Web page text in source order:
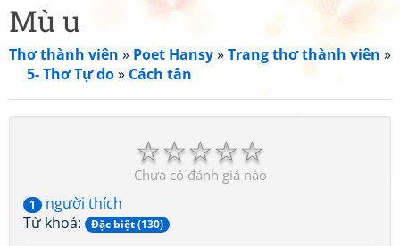
Mù u
Thơ thành viên » Poet Hansy»Trang thơ thành viên »
5- Thơ Tự do» Cách tân
☆
☆
☆
☆
☆
Chưa có đánh giá nào
1
người thích
Từ khoá:
Đặc biệt (130)